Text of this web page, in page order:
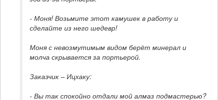
- Моня! Возьмите этот камушек в работу и
сделайте из него шедевр!
Моня с невозмутимым видом берёт минерал и
молча скрывается за портьерой.
Заказчик – Ицхаку:
- Вы так спокойно отдали мой алмаз подмастерью?